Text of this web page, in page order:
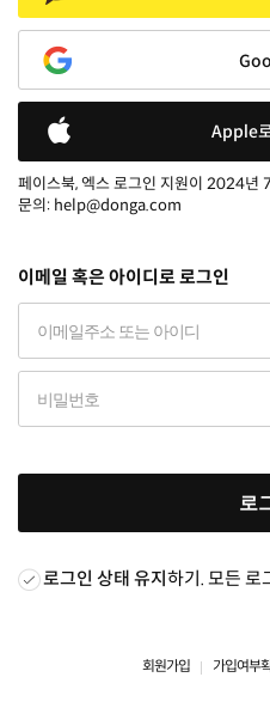
Apple
페이스북, 엑스 로그인 지원이 2024년
문의: help@donga.com
이메일 혹은 아이디로 로그인
로
로그인 상태 유지하기. 모든 로
회원가입 가입여부